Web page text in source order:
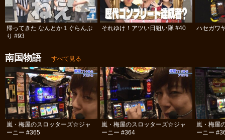
帰ってきた なんとか１ぐらんぷ
り #93
それゆけ！アツい日狙い隊 #40 ハセガワ
南国物語 すべて見る
嵐・梅屋のスロッターズ☆ジャ
ーニー #365
嵐・梅屋のスロッターズ☆ジャ
ーニー #364
嵐・梅屋
ーニー